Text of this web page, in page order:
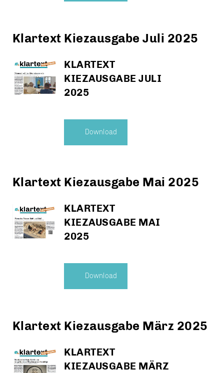
Klartext Kiezausgabe Juli 2025
KLARTEXT
KIEZAUSGABE JULI
2025
Download
Klartext Kiezausgabe Mai 2025
KLARTEXT
KIEZAUSGABE MAI
2025
Download
Klartext Kiezausgabe März 2025
KLARTEXT
KIEZAUSGABE MÄRZ